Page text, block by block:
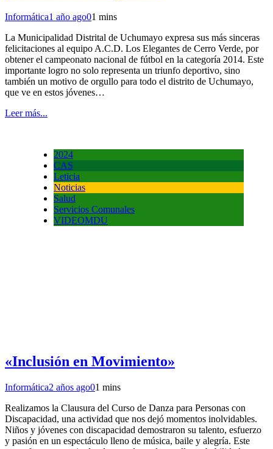
Informática1 año ago01 mins
La Municipalidad Distrital de Uchumayo expresa sus más sinceras
felicitaciones al equipo A.C.D. Los Elegantes de Cerro Verde, por
obtener el campeonato nacional de fútbol en la categoría 2014. Este
importante logro no solo representa un triunfo deportivo, sino
también un motivo de orgullo para todo el distrito de Uchumayo,
que ve en estos jóvenes…
Leer más...
2024
CAS
Leticia
Noticias
Salud
Servicios Comunales
VIDEOMDU
«Inclusión en Movimiento»
Informática2 años ago01 mins
Realizamos la Clausura del Curso de Danza para Personas con
Discapacidad, una actividad que nos dejó momentos inolvidables.
Niños y jóvenes con discapacidad demostraron su talento, esfuerzo
y pasión en un espectáculo lleno de música, baile y alegría. Este